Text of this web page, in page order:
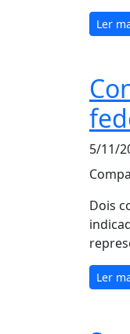
Ler
5/11/
Dois
Ler